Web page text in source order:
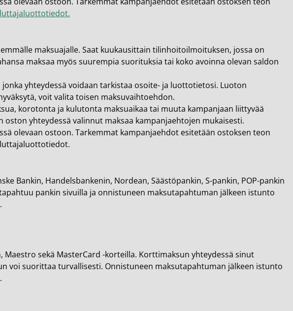
maksuajalle. Saat kuukausittain tilinhoitoilmoituksen, jossa on
maksaa myös suurempia suorituksia tai koko avoinna olevan saldon
yhteydessä voidaan tarkistaa osoite- ja luottotietosi. Luoton
voit valita toisen maksuvaihtoehdon.
korotonta ja kulutonta maksuaikaa tai muuta kampanjaan liittyvää
yhteydessä valinnut maksaa kampanjaehtojen mukaisesti.
olevaan ostoon. Tarkemmat kampanjaehdot esitetään ostoksen teon
Bankin, Handelsbankenin, Nordean, Säästöpankin, S-pankin, POP-pankin
pankin sivuilla ja onnistuneen maksutapahtuman jälkeen istunto
sekä MasterCard -korteilla. Korttimaksun yhteydessä sinut
voi suorittaa turvallisesti. Onnistuneen maksutapahtuman jälkeen istunto